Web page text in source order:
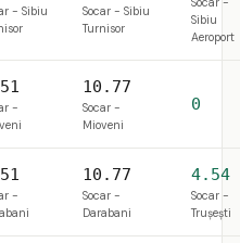
- Sibiu
Socar - Sibiu
Turnisor
Sibiu
Aeroport
-
10.77
Socar -
Mioveni
0
-
10.77
Socar -
Darabani
4.54
Socar -
Trușești